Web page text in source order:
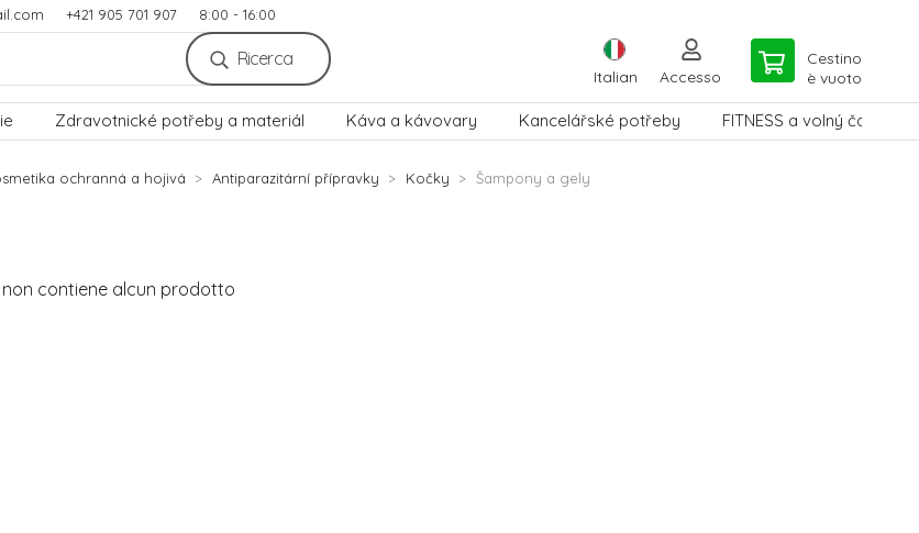
+421 905 701 907 8:00 - 16:00
Ricerca
Italian Accesso
Cestino
è vuoto
Zdravotnické potřeby a materiál Káva a kávovary Kancelářské potřeby FITNESS a volný čas
ochranná a hojivá Antiparazitární přípravky Kočky Šampony a gely
contiene alcun prodotto